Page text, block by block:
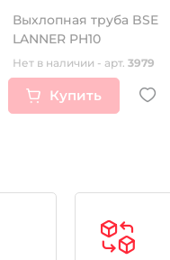
Выхлопная труба BSE
LANNER PH10
Нет в наличии - арт. 3979
Купить